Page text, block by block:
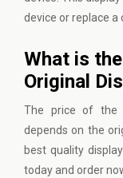
device or replace a
What is
Original
The price of the
depends on the
best quality
today and order